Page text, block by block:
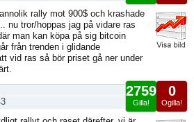
rally mot 900$ och krashade
nu tror/hoppas jag på vidare ras
man kan köpa på sig bitcoin
från trenden i glidande
vid ras så bör priset gå ner under
0
Ogilla!
2759
Gilla!